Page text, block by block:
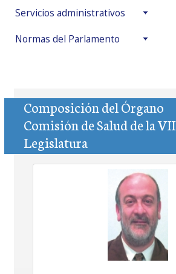
Servicios administrativos
Normas del Parlamento
Composición del Órgano
Comisión de Salud de la VII
Legislatura